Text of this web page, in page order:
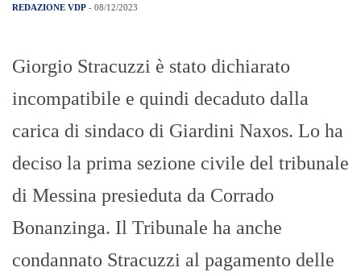
REDAZIONE VDP - 08/12/2023
Giorgio Stracuzzi è stato dichiarato
incompatibile e quindi decaduto dalla
carica di sindaco di Giardini Naxos. Lo ha
deciso la prima sezione civile del tribunale
di Messina presieduta da Corrado
Bonanzinga. Il Tribunale ha anche
condannato Stracuzzi al pagamento delle